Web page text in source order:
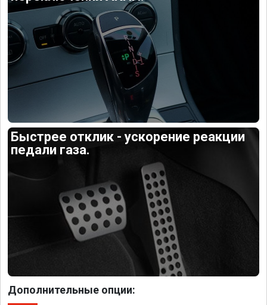
Быстрее отклик - ускорение реакции
педали газа.
Дополнительные опции: